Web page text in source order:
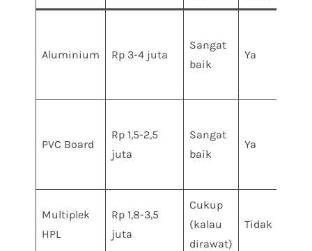
Aluminium Rp 3-4 juta
Sangat
baik
Ya
PVC Board
Rp 1,5-2,5
juta
Sangat
baik
Ya
Multiplek
HPL
Rp 1,8-3,5
juta
Cukup
(kalau
dirawat)
Tidak